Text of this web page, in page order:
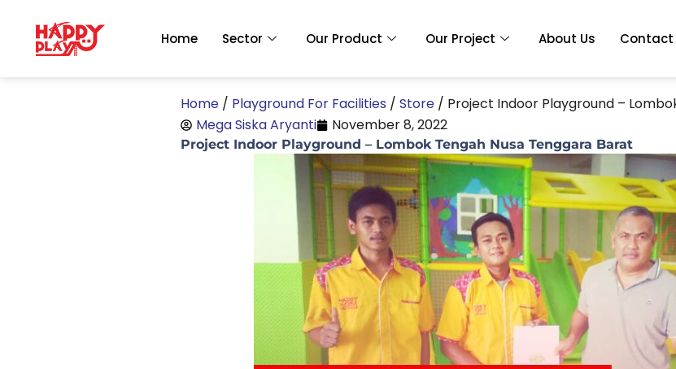
content
Home Sector Our Product Our Project About Us Contact
Home / Playground For Facilities / Store / Project Indoor Playground –
Mega Siska Aryanti
November 8, 2022
Project Indoor Playground – Lombok Tengah Nusa Tenggara Barat